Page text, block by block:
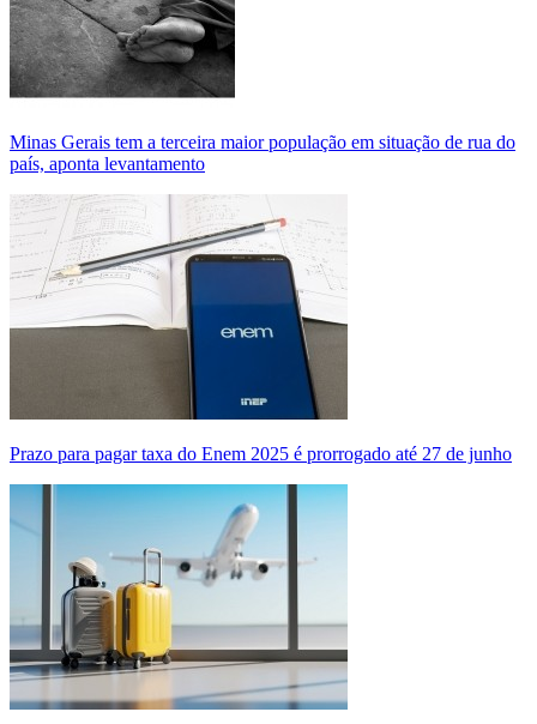
Minas Gerais tem a terceira maior população em situação de rua do
país, aponta levantamento
Prazo para pagar taxa do Enem 2025 é prorrogado até 27 de junho